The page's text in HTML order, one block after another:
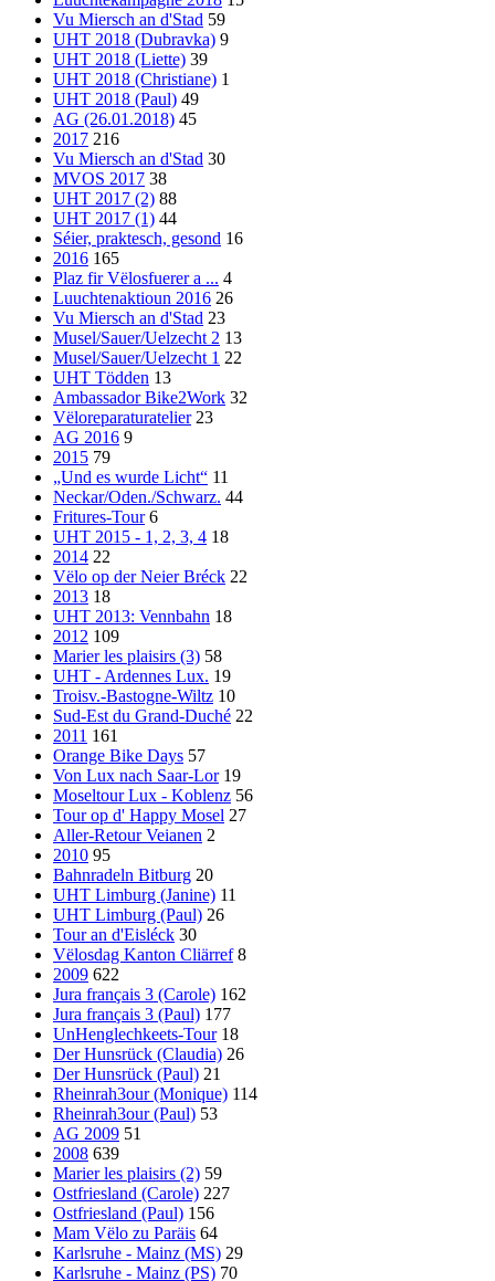
Vu Miersch an d'Stad 59
UHT 2018 (Dubravka) 9
UHT 2018 (Liette) 39
UHT 2018 (Christiane) 1
UHT 2018 (Paul) 49
AG (26.01.2018) 45
2017 216
Vu Miersch an d'Stad 30
MVOS 2017 38
UHT 2017 (2) 88
UHT 2017 (1) 44
Séier, praktesch, gesond 16
2016 165
Plaz fir Vëlosfuerer a ... 4
Luuchtenaktioun 2016 26
Vu Miersch an d'Stad 23
Musel/Sauer/Uelzecht 2 13
Musel/Sauer/Uelzecht 1 22
UHT Tödden 13
Ambassador Bike2Work 32
Vëloreparaturatelier 23
AG 2016 9
2015 79
„Und es wurde Licht“ 11
Neckar/Oden./Schwarz. 44
Fritures-Tour 6
UHT 2015 - 1, 2, 3, 4 18
2014 22
Vëlo op der Neier Bréck 22
2013 18
UHT 2013: Vennbahn 18
2012 109
Marier les plaisirs (3) 58
UHT - Ardennes Lux. 19
Troisv.-Bastogne-Wiltz 10
Sud-Est du Grand-Duché 22
2011 161
Orange Bike Days 57
Von Lux nach Saar-Lor 19
Moseltour Lux - Koblenz 56
Tour op d' Happy Mosel 27
Aller-Retour Veianen 2
2010 95
Bahnradeln Bitburg 20
UHT Limburg (Janine) 11
UHT Limburg (Paul) 26
Tour an d'Eisléck 30
Vëlosdag Kanton Cliärref 8
2009 622
Jura français 3 (Carole) 162
Jura français 3 (Paul) 177
UnHenglechkeets-Tour 18
Der Hunsrück (Claudia) 26
Der Hunsrück (Paul) 21
Rheinrah3our (Monique) 114
Rheinrah3our (Paul) 53
AG 2009 51
2008 639
Marier les plaisirs (2) 59
Ostfriesland (Carole) 227
Ostfriesland (Paul) 156
Mam Vëlo zu Paräis 64
Karlsruhe - Mainz (MS) 29
Karlsruhe - Mainz (PS) 70